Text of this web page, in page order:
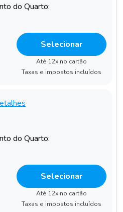
do Quarto:
Selecionar
Até 12x no cartão
Taxas e impostos incluídos
do Quarto:
Selecionar
Até 12x no cartão
Taxas e impostos incluídos